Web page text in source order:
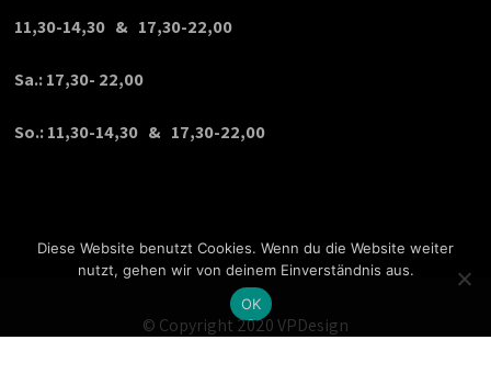
11,30-14,30 & 17,30-22,00
Sa.: 17,30- 22,00
So.: 11,30-14,30 & 17,30-22,00
© Copyright 2020 VPDesign
Diese Website benutzt Cookies. Wenn du die Website weiter
nutzt, gehen wir von deinem Einverständnis aus.
OK